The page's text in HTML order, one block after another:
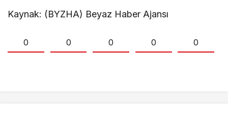
Kaynak: (BYZHA) Beyaz Haber Ajansı
0 0 0 0 0